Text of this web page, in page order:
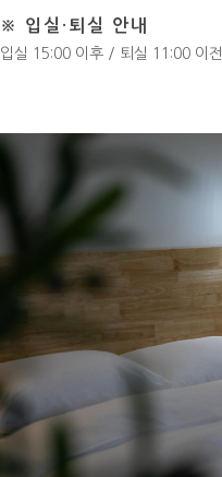
※ 입실·퇴실 안내
입실 15:00 이후 / 퇴실 11:00 이전